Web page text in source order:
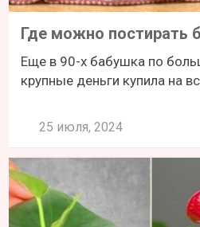
Где можно постирать
Еще в 90-х бабушка по
крупные деньги купила на
25 июля, 2024